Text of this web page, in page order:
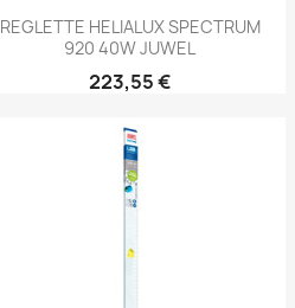
Aperçu rapide
REGLETTE HELIALUX SPECTRUM
920 40W JUWEL
223,55 €